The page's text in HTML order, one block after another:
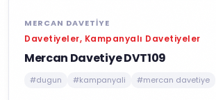
MERCAN DAVETIYE
Davetiyeler, Kampanyalı Davetiyeler
Mercan Davetiye DVT109
#dugun #kampanyali #mercan davetiye